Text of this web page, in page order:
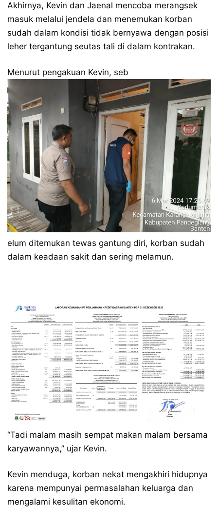
Akhirnya, Kevin dan Jaenal mencoba merangsek
masuk melalui jendela dan menemukan korban
sudah dalam kondisi tidak bernyawa dengan posisi
leher tergantung seutas tali di dalam kontrakan.
Menurut pengakuan Kevin, seb
elum ditemukan tewas gantung diri, korban sudah
dalam keadaan sakit dan sering melamun.
“Tadi malam masih sempat makan malam bersama
karyawannya,” ujar Kevin.
Kevin menduga, korban nekat mengakhiri hidupnya
karena mempunyai permasalahan keluarga dan
mengalami kesulitan ekonomi.